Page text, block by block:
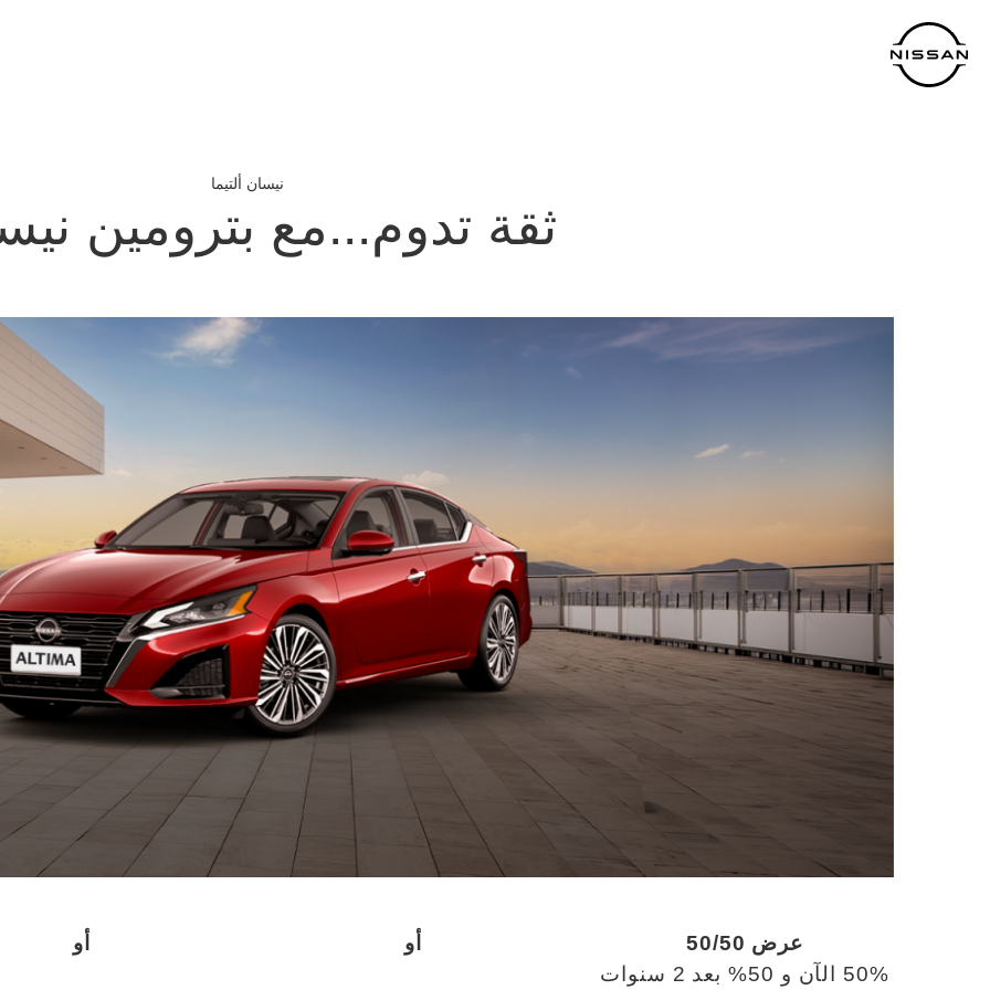
المحتوى
الرئيسي
نيسان ألتيما
ثقة تدوم...مع بترومين
عرض 50/50
50% الآن و 50% بعد 2 سنوات
أو أو